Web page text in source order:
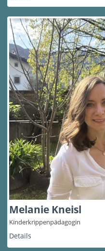
Melanie Kneisl
Kinderkrippenpädagogin
Details